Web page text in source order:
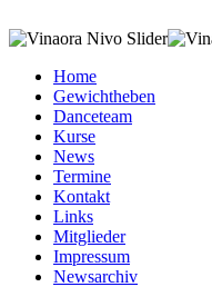
Home
Gewichtheben
Danceteam
Kurse
News
Termine
Kontakt
Links
Mitglieder
Impressum
Newsarchiv